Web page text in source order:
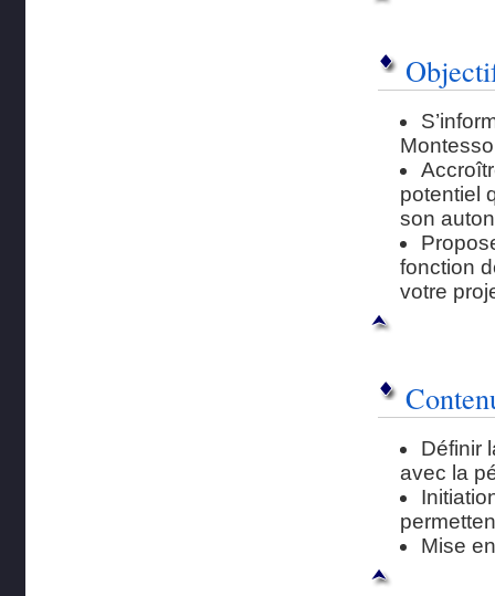
potentiel
son
fonction
votre
Définir
avec la
Mise